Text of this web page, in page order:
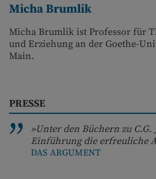
Micha Brumlik
Micha Brumlik ist Professor für
und Erziehung an der Goethe-
Main.
PRESSE
»Unter den Büchern zu
Einführung die erfreuliche
DAS ARGUMENT